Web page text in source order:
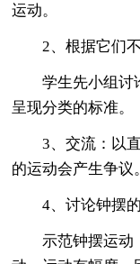
运动。
2、根据它们不
学生先小组讨论
呈现分类的标准。
3、交流：以直
的运动会产生争议。
4、讨论钟摆的
示范钟摆运动，